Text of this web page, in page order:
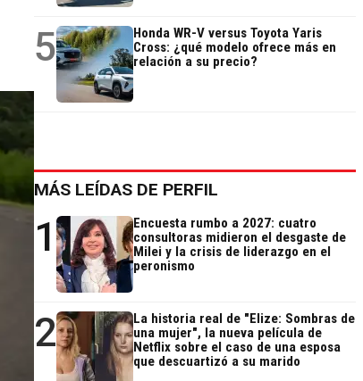
5
Honda WR-V versus Toyota Yaris
Cross: ¿qué modelo ofrece más en
relación a su precio?
MÁS LEÍDAS DE PERFIL
1
Encuesta rumbo a 2027: cuatro
consultoras midieron el desgaste de
Milei y la crisis de liderazgo en el
peronismo
2
La historia real de "Elize: Sombras de
una mujer", la nueva película de
Netflix sobre el caso de una esposa
que descuartizó a su marido